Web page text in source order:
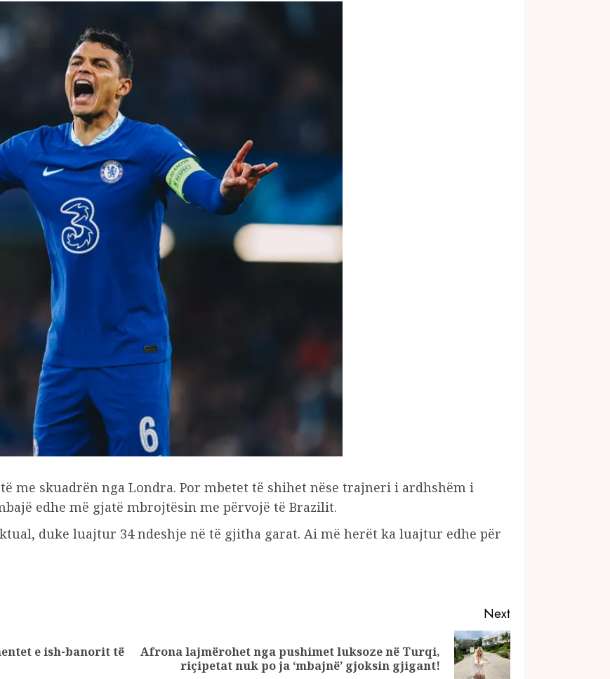
me skuadrën nga Londra. Por mbetet të shihet nëse trajneri i ardhshëm i
edhe më gjatë mbrojtësin me përvojë të Brazilit.
duke luajtur 34 ndeshje në të gjitha garat. Ai më herët ka luajtur edhe për
Previous
e ish-banorit të
Next
Next
Afrona lajmërohet nga pushimet luksoze në Turqi,
riçipetat nuk po ja ‘mbajnë’ gjoksin gjigant!